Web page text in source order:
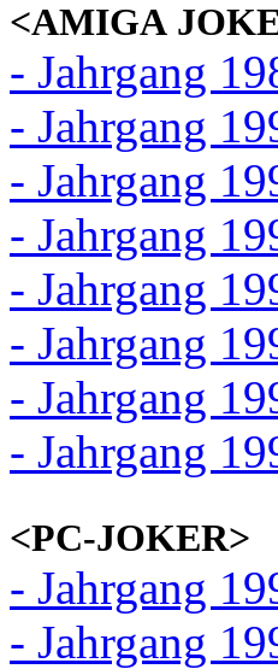
<AMIGA
- Jahrgang
- Jahrgang
- Jahrgang
- Jahrgang
- Jahrgang
- Jahrgang
- Jahrgang
- Jahrgang
<PC-JOKER>
- Jahrgang
- Jahrgang